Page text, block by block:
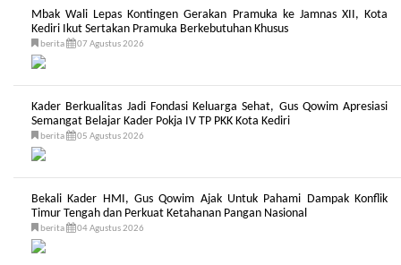
Mbak Wali Lepas Kontingen Gerakan Pramuka ke Jamnas XII, Kota
Kediri Ikut Sertakan Pramuka Berkebutuhan Khusus
berita 07 Agustus 2026
Kader Berkualitas Jadi Fondasi Keluarga Sehat, Gus Qowim Apresiasi
Semangat Belajar Kader Pokja IV TP PKK Kota Kediri
berita 05 Agustus 2026
Bekali Kader HMI, Gus Qowim Ajak Untuk Pahami Dampak Konflik
Timur Tengah dan Perkuat Ketahanan Pangan Nasional
berita 04 Agustus 2026